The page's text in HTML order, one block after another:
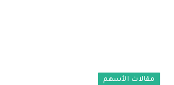
مقالات الأسهم